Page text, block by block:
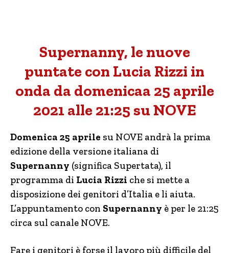
Supernanny, le nuove
puntate con Lucia Rizzi in
onda da domenicaa 25 aprile
2021 alle 21:25 su NOVE
Domenica 25 aprile su NOVE andrà la prima
edizione della versione italiana di
Supernanny (significa Supertata), il
programma di Lucia Rizzi che si mette a
disposizione dei genitori d’Italia e li aiuta.
L’appuntamento con Supernanny è per le 21:25
circa sul canale NOVE.
Fare i genitori è forse il lavoro più difficile del